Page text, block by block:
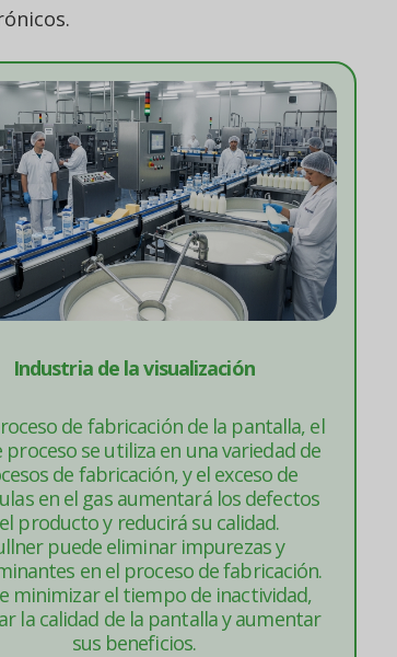
Industria de la visualización
de fabricación de la pantalla, el
proceso se utiliza en una variedad de
de fabricación, y el exceso de
en el gas aumentará los defectos
producto y reducirá su calidad.
puede eliminar impurezas y
en el proceso de fabricación.
minimizar el tiempo de inactividad,
la calidad de la pantalla y aumentar
sus beneficios.